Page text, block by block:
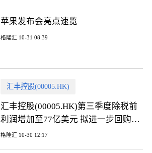
苹果发布会亮点速览
格隆汇 10-31 08:39
汇丰控股(00005.HK)
汇丰控股(00005.HK)第三季度除税前
利润增加至77亿美元 拟进一步回购最
多达30亿美元股份
格隆汇 10-30 12:17